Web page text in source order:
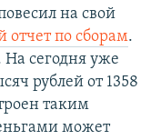
на свой
отчет по сборам.
сегодня уже
рублей от 1358
таким
может